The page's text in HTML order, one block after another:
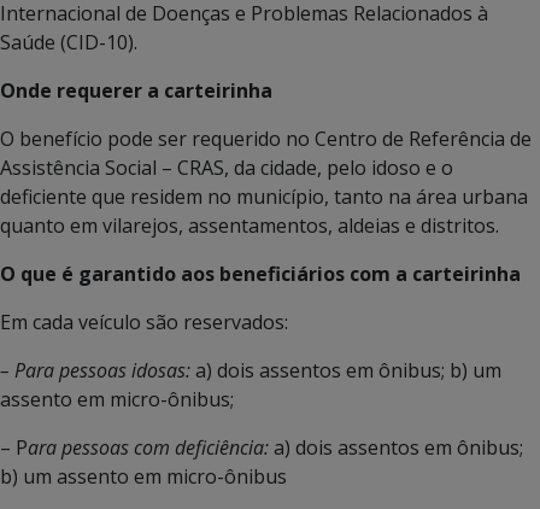
Internacional de Doenças e Problemas Relacionados à
Saúde (CID-10).
Onde requerer a carteirinha
O benefício pode ser requerido no Centro de Referência de
Assistência Social – CRAS, da cidade, pelo idoso e o
deficiente que residem no município, tanto na área urbana
quanto em vilarejos, assentamentos, aldeias e distritos.
O que é garantido aos beneficiários com a carteirinha
Em cada veículo são reservados:
– Para pessoas idosas:a) dois assentos em ônibus; b) um
assento em micro-ônibus;
– Para pessoas com deficiência:a) dois assentos em ônibus;
b) um assento em micro-ônibus